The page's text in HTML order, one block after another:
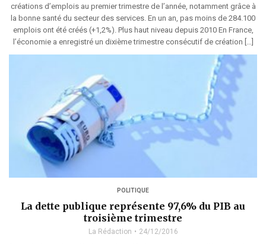
créations d’emplois au premier trimestre de l’année, notamment grâce à
la bonne santé du secteur des services. En un an, pas moins de 284.100
emplois ont été créés (+1,2%). Plus haut niveau depuis 2010 En France,
l’économie a enregistré un dixième trimestre consécutif de création […]
POLITIQUE
La dette publique représente 97,6% du PIB au
troisième trimestre
La Rédaction 24/12/2016